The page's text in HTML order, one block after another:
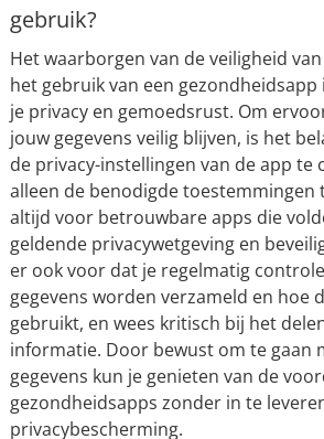
gebruik?
Het waarborgen van de veiligheid
het gebruik van een
je privacy en gemoedsrust. Om
jouw gegevens veilig blijven, is het
de privacy-instellingen van de app te
alleen de benodigde toestemmingen
altijd voor betrouwbare apps die
geldende privacywetgeving en
er ook voor dat je regelmatig
gegevens worden verzameld en hoe
gebruikt, en wees kritisch bij het
informatie. Door bewust om te gaan
gegevens kun je genieten van de
gezondheidsapps zonder in te
privacybescherming.